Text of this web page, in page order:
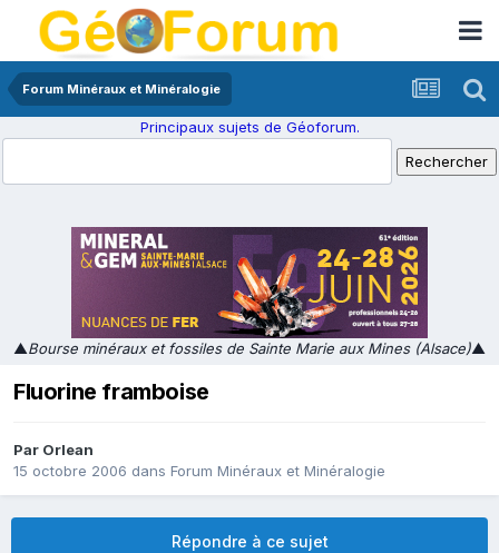
Forum Minéraux et Minéralogie
Principaux sujets de Géoforum.
▲Bourse minéraux et fossiles de Sainte Marie aux Mines (Alsace)▲
Fluorine framboise
Par Orlean
15 octobre 2006 dans Forum Minéraux et Minéralogie
Répondre à ce sujet